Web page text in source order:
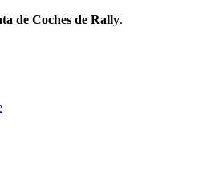
de Coches de Rally.